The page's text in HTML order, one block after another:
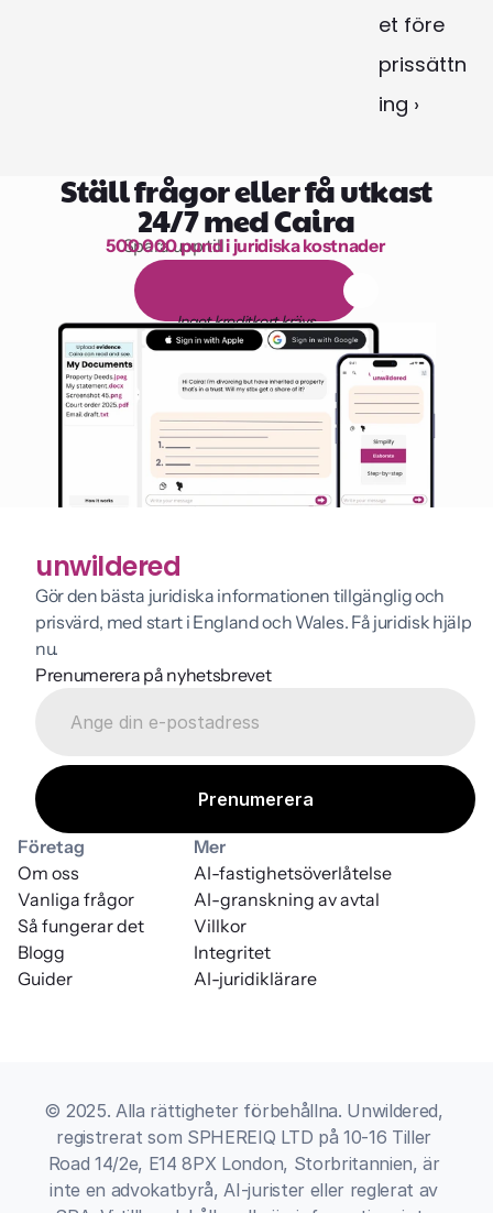
et före
prissättn
ing ›
Ställ frågor eller få utkast
24/7 med Caira
1 000 timmars läsning
Spara upp till
500 000 pund i juridiska kostnader
a
Inget kreditkort krävs
unwildered
Gör den bästa juridiska informationen tillgänglig och
prisvärd, med start i England och Wales. Få juridisk hjälp
nu.
Prenumerera på nyhetsbrevet
Företag
Om oss
Vanliga frågor
Så fungerar det
Blogg
Guider
Mer
Villkor
AI-granskning av avtal
AI-juridiklärare
Integritet
AI-fastighetsöverlåtelse
© 2025. Alla rättigheter förbehållna. Unwildered,
registrerat som SPHEREIQ LTD på 10-16 Tiller
Road 14/2e, E14 8PX London, Storbritannien, är
inte en advokatbyrå, AI-jurister eller reglerat av